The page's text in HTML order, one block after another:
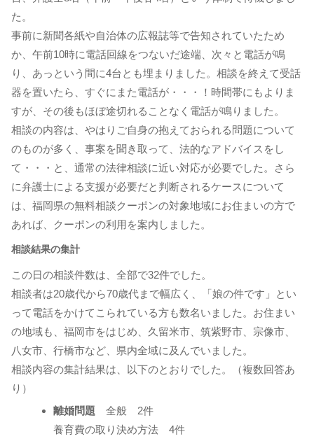
た。
事前に新聞各紙や自治体の広報誌等で告知されていたため
か、午前10時に電話回線をつないだ途端、次々と電話が鳴
り、あっという間に4台とも埋まりました。相談を終えて受話
器を置いたら、すぐにまた電話が・・・！時間帯にもよりま
すが、その後もほぼ途切れることなく電話が鳴りました。
相談の内容は、やはりご自身の抱えておられる問題について
のものが多く、事案を聞き取って、法的なアドバイスをし
て・・・と、通常の法律相談に近い対応が必要でした。さら
に弁護士による支援が必要だと判断されるケースについて
は、福岡県の無料相談クーポンの対象地域にお住まいの方で
あれば、クーポンの利用を案内しました。
相談結果の集計
この日の相談件数は、全部で32件でした。
相談者は20歳代から70歳代まで幅広く、「娘の件です」とい
って電話をかけてこられている方も数名いました。お住まい
の地域も、福岡市をはじめ、久留米市、筑紫野市、宗像市、
八女市、行橋市など、県内全域に及んでいました。
相談内容の集計結果は、以下のとおりでした。（複数回答あ
り）
離婚問題 全般 2件
養育費の取り決め方法 4件